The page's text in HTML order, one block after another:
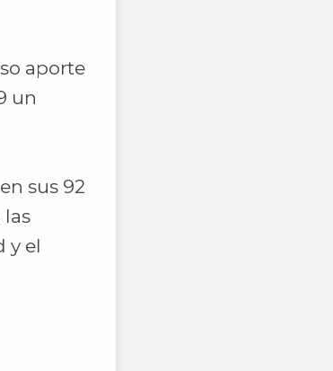
aporte
un
sus 92
y el